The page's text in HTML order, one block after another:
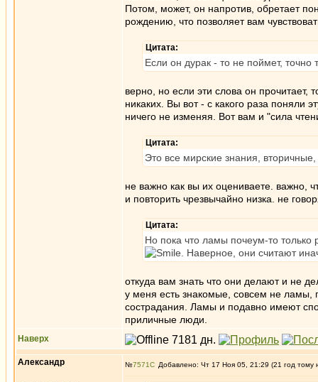
Потом, может, он напротив, обретает
рождению, что позволяет вам
Цитата:
Если он дурак - то не поймет,
верно, но если эти слова он
никаких. Вы вот - с какого раза поняли
ничего не изменяя. Вот вам и "сила
Цитата:
Это все мирские знания,
не важно как вы их оцениваете. важно,
и повторить чрезвычайно низка. не
Цитата:
Но пока что ламы почеум-то только
. Наверное, они считают
откуда вам знать что они делают и не
у меня есть знакомые, совсем не ламы,
сострадания. Ламы и подавно имеют
приличные люди.
Наверх
Александр №7571 Добавлено: Чт 17 Ноя 05, 21:29 (21 год тому